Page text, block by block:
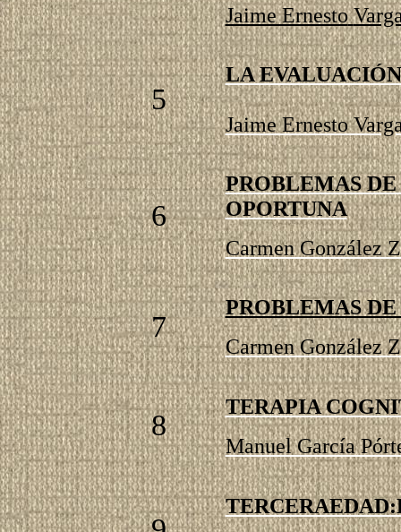
Jaime Ernesto
5
LA
Jaime Ernesto
6
PROBLEMAS
OPORTUNA
Carmen González
7
PROBLEMAS
Carmen González
8
TERAPIA
Manuel García